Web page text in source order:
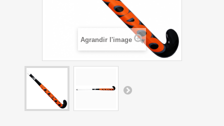
Agrandir l'image